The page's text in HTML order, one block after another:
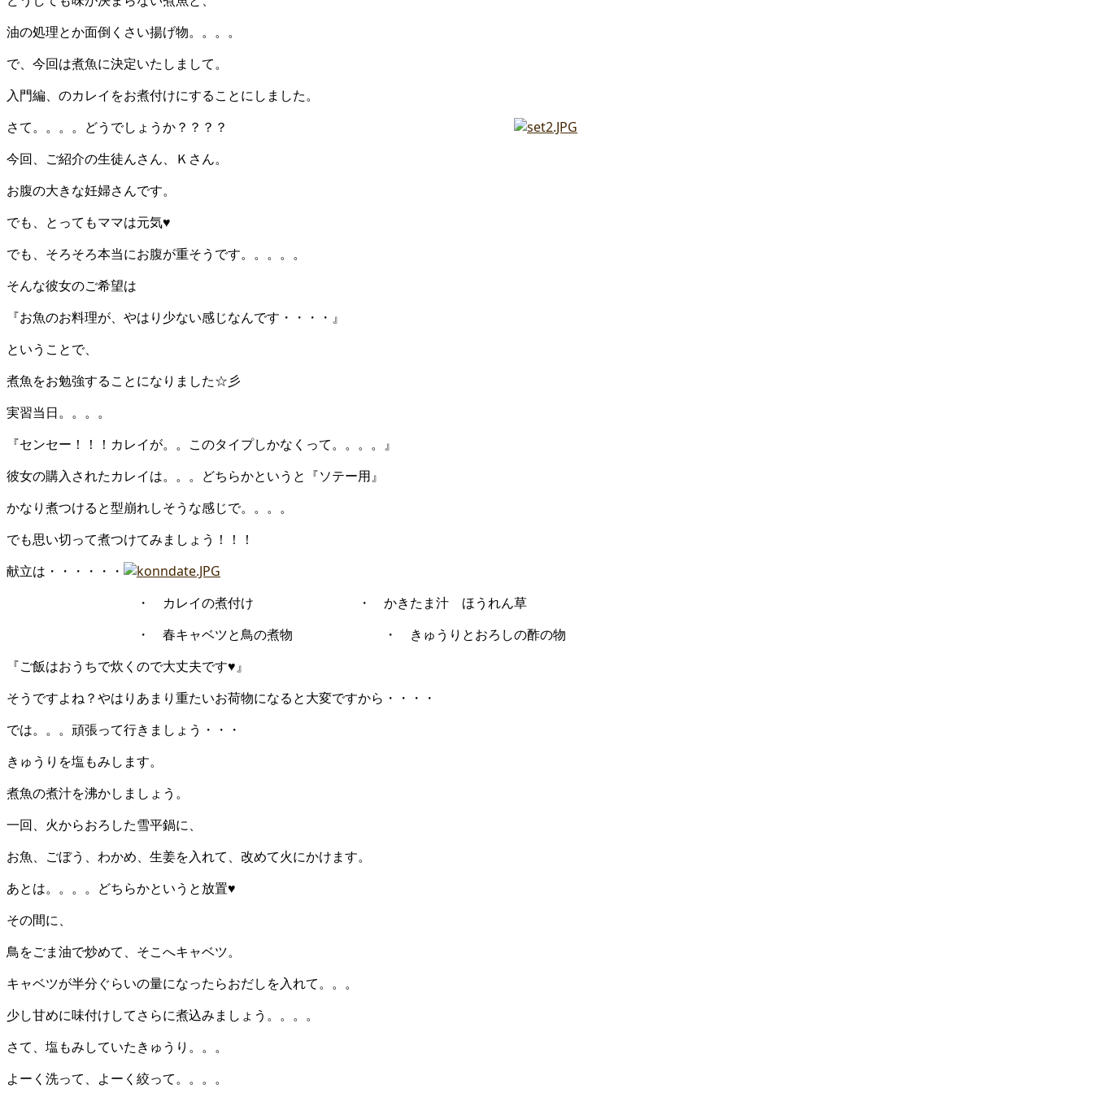
油の処理とか面倒くさい揚げ物。。。。
で、今回は煮魚に決定いたしまして。
入門編、のカレイをお煮付けにすることにしました。
さて。。。。どうでしょうか？？？？
今回、ご紹介の生徒んさん、Ｋさん。
お腹の大きな妊婦さんです。
でも、とってもママは元気♥
でも、そろそろ本当にお腹が重そうです。。。。。
そんな彼女のご希望は
『お魚のお料理が、やはり少ない感じなんです・・・・』
ということで、
煮魚をお勉強することになりました☆彡
実習当日。。。。
『センセー！！！カレイが。。このタイプしかなくって。。。。』
彼女の購入されたカレイは。。。どちらかというと『ソテー用』
かなり煮つけると型崩れしそうな感じで。。。。
でも思い切って煮つけてみましょう！！！
献立は・・・・・・
・ カレイの煮付け ・ かきたま汁 ほうれん草
・ 春キャベツと鳥の煮物 ・ きゅうりとおろしの酢の物
『ご飯はおうちで炊くので大丈夫です♥』
そうですよね？やはりあまり重たいお荷物になると大変ですから・・・・
では。。。頑張って行きましょう・・・
きゅうりを塩もみします。
煮魚の煮汁を沸かしましょう。
一回、火からおろした雪平鍋に、
お魚、ごぼう、わかめ、生姜を入れて、改めて火にかけます。
あとは。。。。どちらかというと放置♥
その間に、
鳥をごま油で炒めて、そこへキャベツ。
キャベツが半分ぐらいの量になったらおだしを入れて。。。
少し甘めに味付けしてさらに煮込みましょう。。。。
さて、塩もみしていたきゅうり。。。
よーく洗って、よーく絞って。。。。